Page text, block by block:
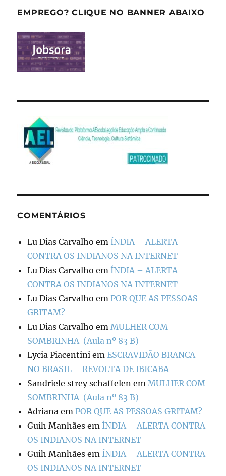
EMPREGO? CLIQUE NO BANNER ABAIXO
COMENTÁRIOS
Lu Dias Carvalho em ÍNDIA – ALERTA
CONTRA OS INDIANOS NA INTERNET
Lu Dias Carvalho em ÍNDIA – ALERTA
CONTRA OS INDIANOS NA INTERNET
Lu Dias Carvalho em POR QUE AS PESSOAS
GRITAM?
Lu Dias Carvalho em MULHER COM
SOMBRINHA (Aula nº 83 B)
Lycia Piacentini emESCRAVIDÃO BRANCA
NO BRASIL – REVOLTA DE IBICABA
Sandriele strey schaffelen em MULHER COM
SOMBRINHA (Aula nº 83 B)
Adriana em POR QUE AS PESSOAS GRITAM?
Guih Manhães em ÍNDIA – ALERTA CONTRA
OS INDIANOS NA INTERNET
Guih Manhães em ÍNDIA – ALERTA CONTRA
OS INDIANOS NA INTERNET